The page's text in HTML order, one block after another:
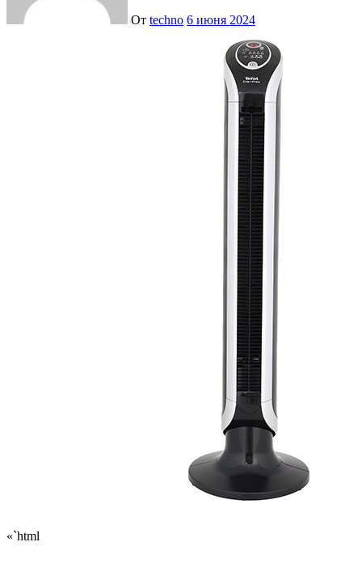
От techno 6 июня 2024
«`html